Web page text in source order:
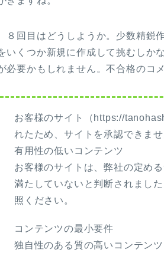
８回目はどうしようか。少数精鋭
いくつか新規に作成して挑むしか
必要かもしれません。不合格のコ
お客様のサイト（https://
れたため、サイトを承認できま
有用性の低いコンテンツ
お客様のサイトは、弊社の定め
満たしていないと判断されまし
照ください。
コンテンツの最小要件
独自性のある質の高いコンテン